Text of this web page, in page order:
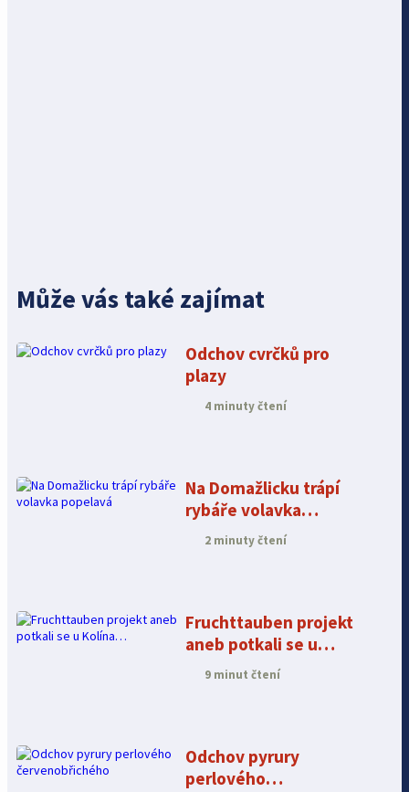
Může vás také zajímat
Odchov cvrčků pro
plazy
4 minuty čtení
Na Domažlicku trápí
rybáře volavka
popelavá
2 minuty čtení
Fruchttauben projekt
aneb potkali se u
Kolína…
9 minut čtení
Odchov pyrury
perlového